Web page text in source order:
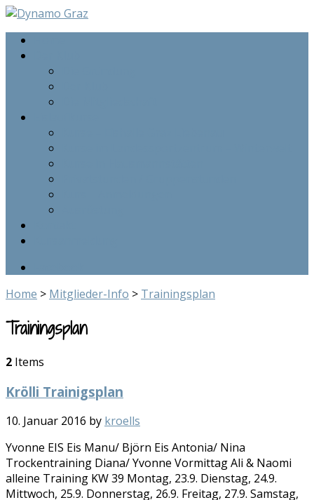
Home > Mitglieder-Info > Trainingsplan
Trainingsplan
2 Items
Krölli Trainigsplan
10. Januar 2016 by kroells
Yvonne EIS Eis Manu/ Björn Eis Antonia/ Nina
Trockentraining Diana/ Yvonne Vormittag Ali & Naomi
alleine Training KW 39 Montag, 23.9. Dienstag, 24.9.
Mittwoch, 25.9. Donnerstag, 26.9. Freitag, 27.9. Samstag,